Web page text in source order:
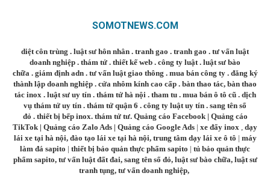
SOMOTNEWS.COM
diệt côn trùng . luật sư hôn nhân . tranh gao . tranh gao . tư vấn luật
doanh nghiệp . thám tử . thiết kế web . công ty luật . luật sư bào
chữa . giám định adn. tư vấn luật giao thông . mua bán công ty. đăng ký
thành lập doanh nghiệp . cửa nhôm kính cao cấp . bàn thao tác, bàn thao
tác inox . luật sư uy tín. thám tử hà nội . tham tu. mua bán ô tô cũ. dịch
vụ thám tử uy tín . thám tử quận 6 . công ty luật uy tín . sang tên sổ
đỏ . thiết bị bếp inox. thám tử tư. Quảng cáo Facebook| Quảng cáo
TikTok | Quảng cáo Zalo Ads | Quảng cáo Google Ads | xe đẩy inox
dạy
lái xe tại hà nội, đào tạo lái xe tại hà nội, trung tâm dạy lái xe ô tô | máy
làm đá sapito | thiết bị bảo quản thực phẩm sapito | tủ bảo quản thực
phẩm sapito, tư vấn luật đất đai, sang tên sổ đỏ, luật sư bào chữa, luật sư
tranh tụng, tư vấn doanh nghiệp,